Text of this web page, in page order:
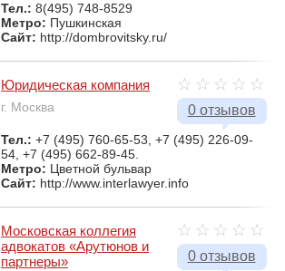
Тел.: 8(495) 748-8529
Метро: Пушкинская
Сайт: http://dombrovitsky.ru/
0 отзывов
Юридическая компания
г. Москва
Тел.: +7 (495) 760-65-53, +7 (495) 226-09-
54, +7 (495) 662-89-45.
Метро: Цветной бульвар
Сайт: http://www.interlawyer.info
0 отзывов
Московская коллегия
адвокатов «Арутюнов и
партнеры»